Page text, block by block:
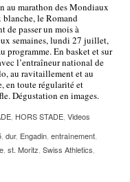
au marathon des Mondiaux
le Romand
de passer un mois à
semaines, lundi 27 juillet,
En basket et sur
l’entraîneur national de
au ravitaillement et au
en toute régularité et
Dégustation en images.
HORS STADE Videos
dur, Engadin entraînement
st. Moritz Swiss Athletics